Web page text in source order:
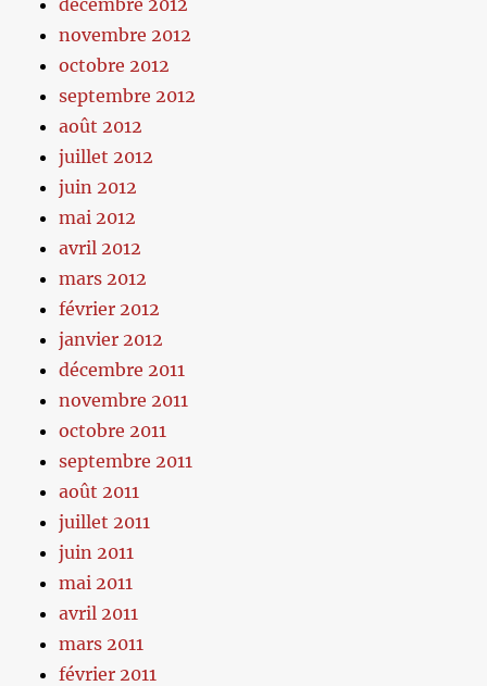
novembre 2012
octobre 2012
septembre 2012
août 2012
juillet 2012
juin 2012
mai 2012
avril 2012
mars 2012
février 2012
janvier 2012
décembre 2011
novembre 2011
octobre 2011
septembre 2011
août 2011
juillet 2011
juin 2011
mai 2011
avril 2011
mars 2011
février 2011